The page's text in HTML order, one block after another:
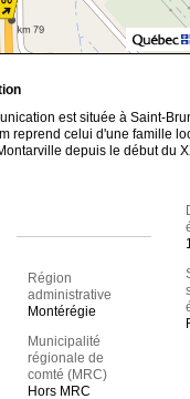
est située à Saint-
reprend celui d'une famille
depuis le début du
Région
administrative
Montérégie
Municipalité
régionale de
comté (MRC)
Hors MRC